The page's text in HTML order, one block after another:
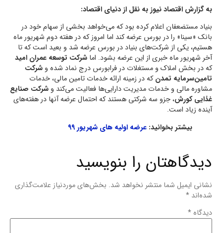
به گزارش اقتصاد نیوز به نقل از دنیای اقتصاد:
بنیاد مستضعفان اعلام کرده بود که می‌خواهد بخشی از سهام خود در
بانک «سینا» را در بورس عرضه کند اما امروز که در هفته دوم شهریور ماه
هستیم، یکی از شرکت‌های بنیاد در بورس عرضه شد و بعید است که تا
آخر شهریور ماه خبری از این عرضه بشود. اما شرکت توسعه عمران امید
که در بخش املاک و مستغلات در فرابورس درج نماد شده و شرکت
تامین‌سرمایه تمدنکه در زمینه ارائه خدمات تامین مالی، خدمات
مشاوره مالی و خدمات مدیریت دارایی‌ها فعالیت می‌کند و شرکت صنایع
غذایی کورش، جزو سه شرکتی هستند که احتمال عرضه آنها در هفته‌های
آینده زیاد است.
بیشتر بخوانید: عرضه اولیه های شهریور ۹۹
دیدگاهتان را بنویسید
نشانی ایمیل شما منتشر نخواهد شد. بخش‌های موردنیاز علامت‌گذاری
شده‌اند *
دیدگاه *